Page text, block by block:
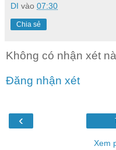
DI vào 07:30
Chia sẻ
Không có nhận xét
Đăng nhận xét
‹
Xem